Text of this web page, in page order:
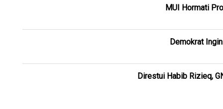
MUI Hormati
Demokrat
Direstui Habib Rizieq,